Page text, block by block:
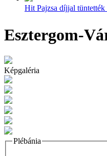
Hit Pajzsa díjjal
Esztergom-
Képgaléria
Plébánia